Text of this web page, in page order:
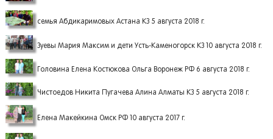
семья Абдикаримовых Астана КЗ 5 августа 2018 г.
Зуевы Мария Максим и дети Усть-Каменогорск КЗ 10 августа 2018 г.
Головина Елена Костюкова Ольга Воронеж РФ 6 августа 2018 г.
Чистоедов Никита Пугачева Алина Алматы КЗ 5 августа 2018 г.
Елена Макейкина Омск РФ 10 августа 2017 г.